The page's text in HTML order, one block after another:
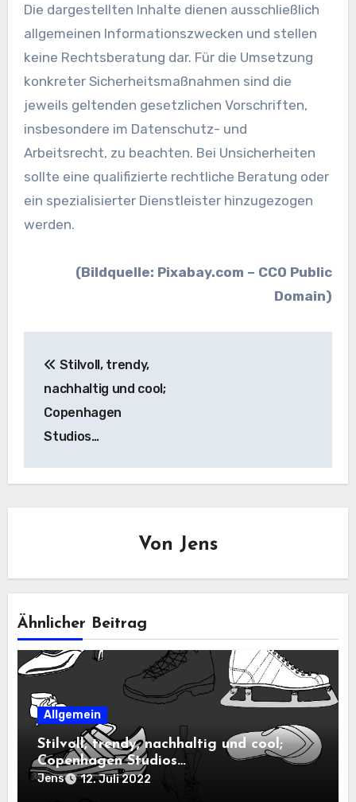
Die dargestellten Inhalte dienen ausschließlich
allgemeinen Informationszwecken und stellen
keine Rechtsberatung dar. Für die Umsetzung
konkreter Sicherheitsmaßnahmen sind die
jeweils geltenden gesetzlichen Vorschriften,
insbesondere im Datenschutz- und
Arbeitsrecht, zu beachten. Bei Unsicherheiten
sollte eine qualifizierte rechtliche Beratung oder
ein spezialisierter Dienstleister hinzugezogen
werden.
(Bildquelle: Pixabay.com – CC0 Public
Domain)
Stilvoll, trendy,
nachhaltig und cool;
Copenhagen
Studios…
Von Jens
Ähnlicher Beitrag
Allgemein
Stilvoll, trendy, nachhaltig und cool;
Copenhagen Studios…
Jens 12. Juli 2022